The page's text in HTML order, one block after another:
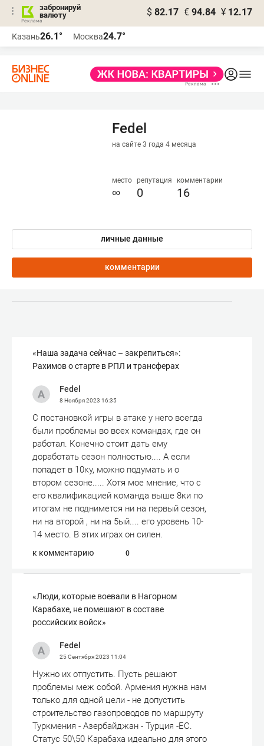
забронируй
валюту
$ 82.17 € 94.84 ¥ 12.17
Казань26.1° Москва24.7°
Fedel
на сайте 3 года 4 месяца
место
∞
репутация
0
комментарии
16
личные данные
комментарии
«Наша задача сейчас – закрепиться»:
Рахимов о старте в РПЛ и трансферах
Fedel
8 Ноября 2023 16:35
С постановкой игры в атаке у него всегда
были проблемы во всех командах, где он
работал. Конечно стоит дать ему
доработать сезон полностью.... А если
попадет в 10ку, можно подумать и о
втором сезоне..... Хотя мое мнение, что с
его квалификацией команда выше 8ки по
итогам не поднимется ни на первый сезон,
ни на второй , ни на 5ый.... его уровень 10-
14 место. В этих играх он силен.
к комментарию 0
«Люди, которые воевали в Нагорном
Карабахе, не помешают в составе
российских войск»
Fedel
25 Сентября 2023 11:04
Нужно их отпустить. Пусть решают
проблемы меж собой. Армения нужна нам
только для одной цели - не допустить
строительство газопроводов по маршруту
Туркмения - Азербайджан - Турция -ЕС.
Статус 50\50 Карабаха идеально для этого